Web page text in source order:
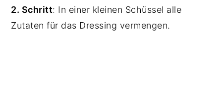
2. Schritt: In einer kleinen Schüssel alle
Zutaten für das Dressing vermengen.